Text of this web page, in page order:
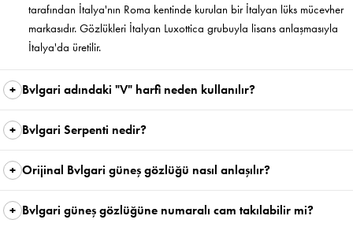
tarafından İtalya'nın Roma kentinde kurulan bir İtalyan lüks mücevher
markasıdır. Gözlükleri İtalyan Luxottica grubuyla lisans anlaşmasıyla
İtalya'da üretilir.
Bvlgari adındaki "V" harfi neden kullanılır?
Bvlgari Serpenti nedir?
Orijinal Bvlgari güneş gözlüğü nasıl anlaşılır?
Bvlgari güneş gözlüğüne numaralı cam takılabilir mi?